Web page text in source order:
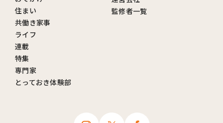
住まい
共働き家事
ライフ
連載
特集
専門家
とっておき体験部
監修者一覧